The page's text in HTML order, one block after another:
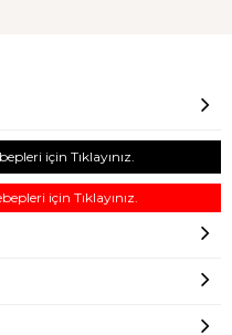
için Tıklayınız.
için Tıklayınız.